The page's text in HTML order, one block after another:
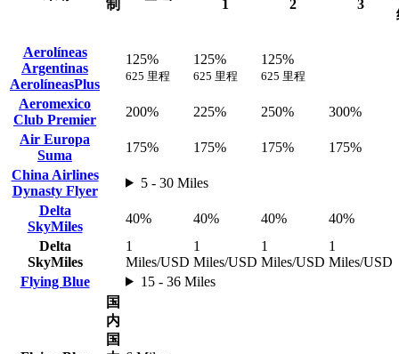
制
1
2
3
Aerolíneas
Argentinas
AerolíneasPlus
125%
625 里程
125%
625 里程
125%
625 里程
Aeromexico
Club Premier
200% 225% 250%
300%
Air Europa
Suma
175% 175% 175%
175%
China Airlines
Dynasty Flyer
5 - 30 Miles
Delta
SkyMiles
40% 40% 40%
40%
Delta
SkyMiles
1
Miles/USD
1
Miles/USD
1
Miles/USD
1
Miles/USD
Flying Blue
15 - 36 Miles
国
内
国